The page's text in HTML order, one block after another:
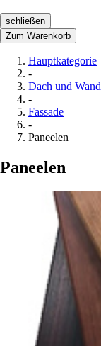
schließen
Zum Warenkorb
Hauptkategorie
-
Dach und Wand
-
Fassade
-
Paneelen
Paneelen